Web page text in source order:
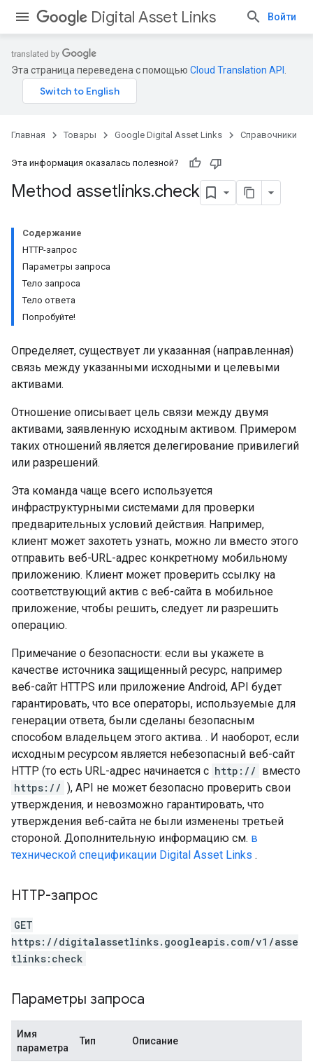
Digital Asset Links Войти
Эта страница переведена с помощью Cloud Translation API
Главная Товары Google Digital Asset Links Справочники
Эта информация оказалась полезной?
Method assetlinks.check
Содержание
HTTP-запрос
Параметры запроса
Тело запроса
Тело ответа
Попробуйте!
Определяет, существует ли указанная (направленная)
связь между указанными исходными и целевыми
активами.
Отношение описывает цель связи между двумя
активами, заявленную исходным активом. Примером
таких отношений является делегирование привилегий
или разрешений.
Эта команда чаще всего используется
инфраструктурными системами для проверки
предварительных условий действия. Например,
клиент может захотеть узнать, можно ли вместо этого
отправить веб-URL-адрес конкретному мобильному
приложению. Клиент может проверить ссылку на
соответствующий актив с веб-сайта в мобильное
приложение, чтобы решить, следует ли разрешить
операцию.
Примечание о безопасности: если вы укажете в
качестве источника защищенный ресурс, например
веб-сайт HTTPS или приложение Android, API будет
гарантировать, что все операторы, используемые для
генерации ответа, были сделаны безопасным
способом владельцем этого актива. . И наоборот, если
исходным ресурсом является небезопасный веб-сайт
HTTP (то есть URL-адрес начинается с http:// вместо
https:// ), API не может безопасно проверить свои
утверждения, и невозможно гарантировать, что
утверждения веб-сайта не были изменены третьей
стороной. Дополнительную информацию см. в
технической спецификации Digital Asset Links .
HTTP-запрос
GET
https://digitalassetlinks.googleapis.com/v1/asse
tlinks:check
Параметры запроса
Имя
параметра
Тип Описание